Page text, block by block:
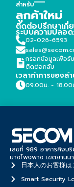
สำหรับ
ลูกค้าใหม่
ติดต่อปรึกษาเกี่
ระบบความปลอ
02-026-6593
กรอกข้อมูลเพื่อรั
ติดต่อกลับ
เวลาทำการของส
09.00น. - 18.00
เลขที่ 989 อาคารคิงบ
บางโพงพาง เขตยานน
日本人のお客様は
Smart Security